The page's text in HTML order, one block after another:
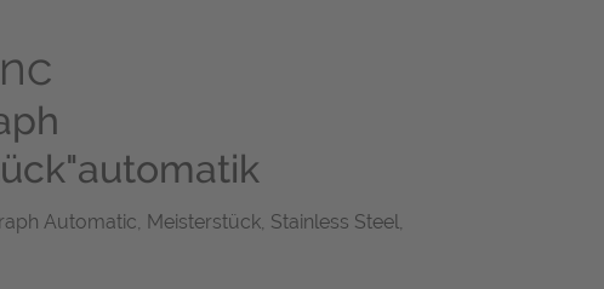
Automatic, Meisterstück, Stainless Steel,